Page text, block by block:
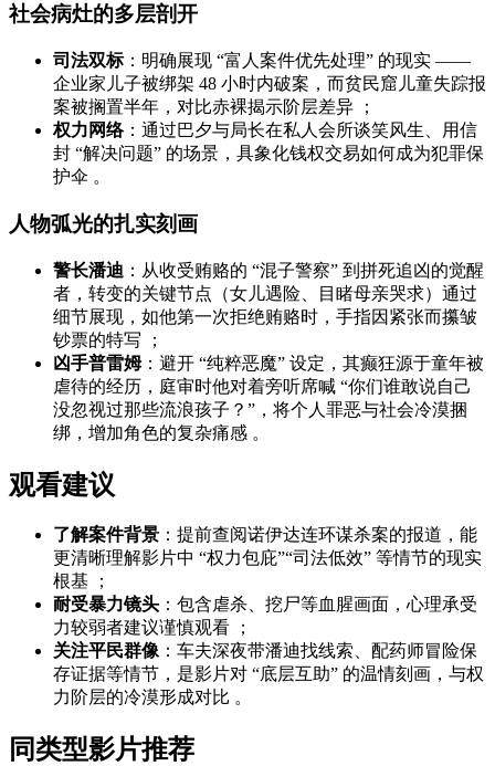
社会病灶的多层剖开
司法双标：明确展现 “富人案件优先处理” 的现实 ——
企业家儿子被绑架 48 小时内破案，而贫民窟儿童失踪报
案被搁置半年，对比赤裸揭示阶层差异 ；
权力网络：通过巴夕与局长在私人会所谈笑风生、用信
封 “解决问题” 的场景，具象化钱权交易如何成为犯罪保
护伞 。
人物弧光的扎实刻画
警长潘迪 ：从收受贿赂的 “混子警察” 到拼死追凶的觉醒
者，转变的关键节点（女儿遇险、目睹母亲哭求）通过
细节展现，如他第一次拒绝贿赂时，手指因紧张而攥皱
钞票的特写 ；
凶手普雷姆：避开 “纯粹恶魔” 设定，其癫狂源于童年被
虐待的经历，庭审时他对着旁听席喊 “你们谁敢说自己
没忽视过那些流浪孩子？”，将个人罪恶与社会冷漠捆
绑，增加角色的复杂痛感 。
观看建议
了解案件背景 ：提前查阅诺伊达连环谋杀案的报道，能
更清晰理解影片中 “权力包庇”“司法低效” 等情节的现实
根基 ；
耐受暴力镜头 ：包含虐杀、挖尸等血腥画面，心理承受
力较弱者建议谨慎观看 ；
关注平民群像：车夫深夜带潘迪找线索、配药师冒险保
存证据等情节，是影片对 “底层互助” 的温情刻画，与权
力阶层的冷漠形成对比 。
同类型影片推荐